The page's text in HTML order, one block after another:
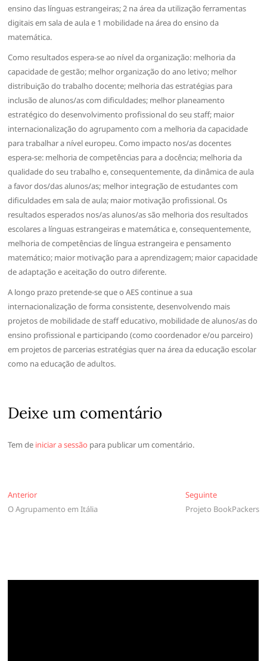
ensino das línguas estrangeiras; 2 na área da utilização ferramentas
digitais em sala de aula e 1 mobilidade na área do ensino da
matemática.
Como resultados espera-se ao nível da organização: melhoria da
capacidade de gestão; melhor organização do ano letivo; melhor
distribuição do trabalho docente; melhoria das estratégias para
inclusão de alunos/as com dificuldades; melhor planeamento
estratégico do desenvolvimento profissional do seu staff; maior
internacionalização do agrupamento com a melhoria da capacidade
para trabalhar a nível europeu. Como impacto nos/as docentes
espera-se: melhoria de competências para a docência; melhoria da
qualidade do seu trabalho e, consequentemente, da dinâmica de aula
a favor dos/das alunos/as; melhor integração de estudantes com
dificuldades em sala de aula; maior motivação profissional. Os
resultados esperados nos/as alunos/as são melhoria dos resultados
escolares a línguas estrangeiras e matemática e, consequentemente,
melhoria de competências de língua estrangeira e pensamento
matemático; maior motivação para a aprendizagem; maior capacidade
de adaptação e aceitação do outro diferente.
A longo prazo pretende-se que o AES continue a sua
internacionalização de forma consistente, desenvolvendo mais
projetos de mobilidade de staff educativo, mobilidade de alunos/as do
ensino profissional e participando (como coordenador e/ou parceiro)
em projetos de parcerias estratégias quer na área da educação escolar
como na educação de adultos.
Deixe um comentário
Tem de iniciar a sessão para publicar um comentário.
Navegação
de
AnteriorAnterior
O Agrupamento em Itália
SeguinteSeguinte
Projeto BookPackers